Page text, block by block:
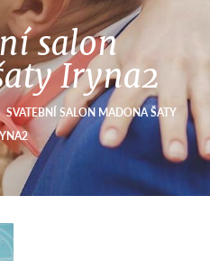
salon
Iryna2
SVATEBNÍ SALON MADONA ŠATY